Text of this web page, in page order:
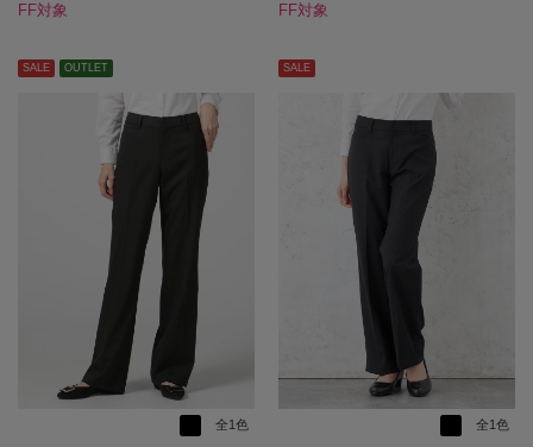
FF対象
FF対象
SALE OUTLET
全1色
SALE
全1色